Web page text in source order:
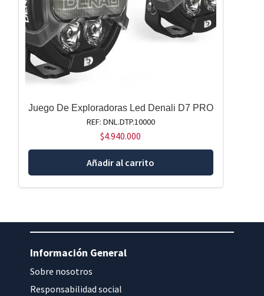
Juego De Exploradoras Led Denali D7 PRO
REF: DNL.DTP.10000
$4.940.000
Añadir al carrito
Información General
Sobre nosotros
Responsabilidad social